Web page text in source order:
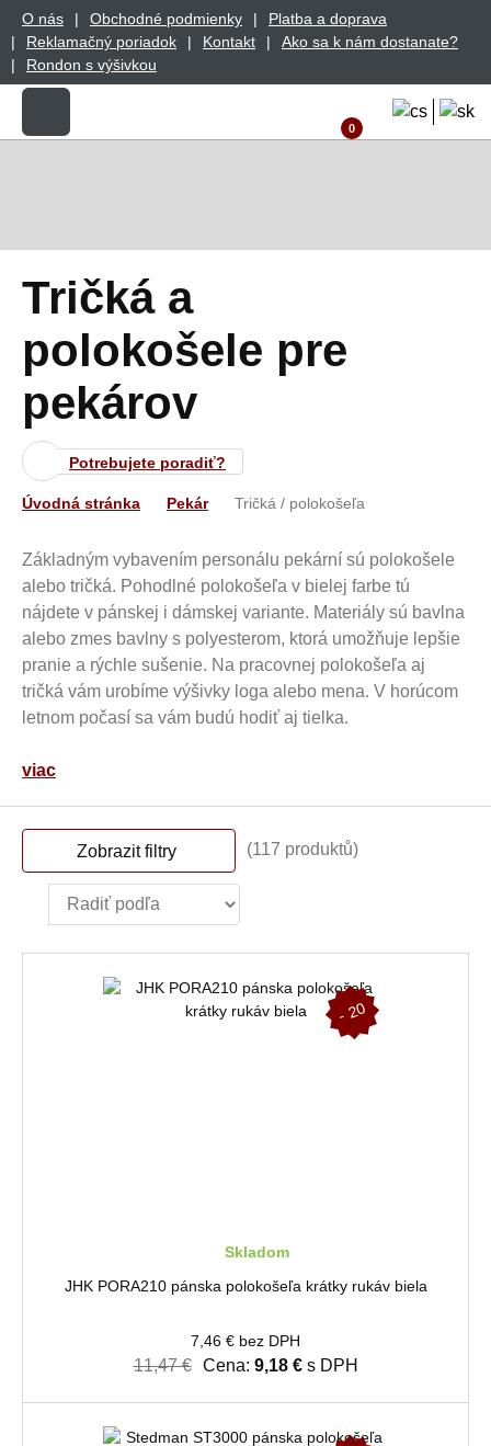
O nás Obchodné podmienky
Platba a doprava
Reklamačný poriadok
Kontakt
Ako sa k nám dostanate?
Rondon s výšivkou
0
Tričká a
polokošele pre
pekárov
Potrebujete poradiť?
Úvodná stránka Pekár Tričká / polokošeľa
Základným vybavením personálu pekární sú polokošele
alebo tričká. Pohodlné polokošeľa v bielej farbe tú
nájdete v pánskej i dámskej variante. Materiály sú bavlna
alebo zmes bavlny s polyesterom, ktorá umožňuje lepšie
pranie a rýchle sušenie. Na pracovnej polokošeľa aj
tričká vám urobíme výšivky loga alebo mena. V horúcom
letnom počasí sa vám budú hodiť aj tielka.
viac
Zobrazit filtry (117 produktů)
-
2
0
Skladom
JHK PORA210 pánska polokošeľa krátky rukáv biela
7,46 € bez DPH
11,47 € Cena: 9,18 €s DPH